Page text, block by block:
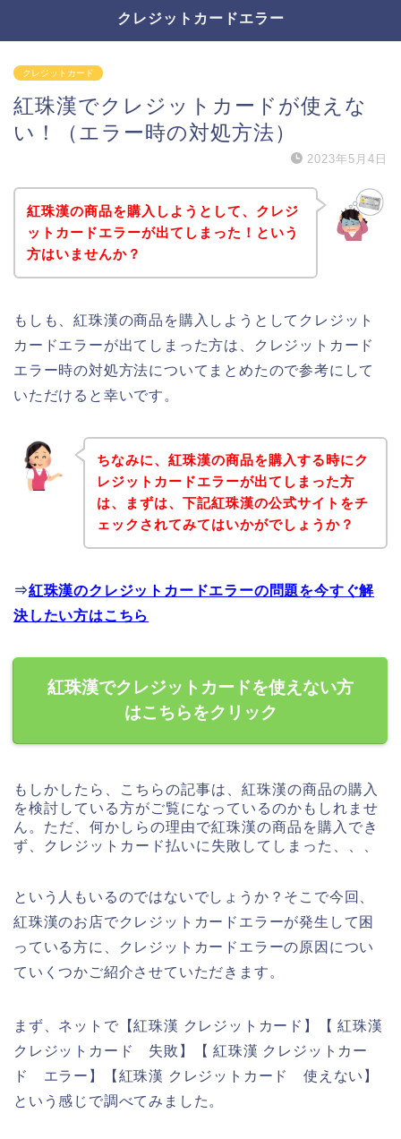
クレジットカードエラー
クレジットカード
紅珠漢でクレジットカードが使えな
い！（エラー時の対処方法）
2023年5月4日
紅珠漢の商品を購入しようとして、クレジ
ットカードエラーが出てしまった！という
方はいませんか？
もしも、紅珠漢の商品を購入しようとしてクレジット
カードエラーが出てしまった方は、クレジットカード
エラー時の対処方法についてまとめたので参考にして
いただけると幸いです。
ちなみに、紅珠漢の商品を購入する時にク
レジットカードエラーが出てしまった方
は、まずは、下記紅珠漢の公式サイトをチ
ェックされてみてはいかがでしょうか？
⇒紅珠漢のクレジットカードエラーの問題を今すぐ解
決したい方はこちら
紅珠漢でクレジットカードを使えない方
はこちらをクリック
もしかしたら、こちらの記事は、紅珠漢の商品の購入
を検討している方がご覧になっているのかもしれませ
ん。ただ、何かしらの理由で紅珠漢の商品を購入でき
ず、クレジットカード払いに失敗してしまった、、、
という人もいるのではないでしょうか？そこで今回、
紅珠漢のお店でクレジットカードエラーが発生して困
っている方に、クレジットカードエラーの原因につい
ていくつかご紹介させていただきます。
まず、ネットで【紅珠漢 クレジットカード】【 紅珠漢
クレジットカード 失敗】【 紅珠漢 クレジットカー
ド エラー】【紅珠漢 クレジットカード 使えない】
という感じで調べてみました。